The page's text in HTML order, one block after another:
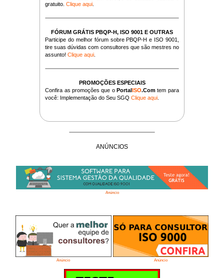
gratuito.Clique aqui
FÓRUM GRÁTIS PBQP-H, ISO 9001 E OUTRAS
Participe do melhor fórum sobre PBQP-H e ISO 9001,
tire suas dúvidas com consultores que são mestres no
assunto!Clique aqui
PROMOÇÕES ESPECIAIS
Confira as promoções que oPortalISO.Com tem para
você: Implementação do Seu SGQClique aqui
ANÚNCIOS
Anúncio
Anúncio Anúncio